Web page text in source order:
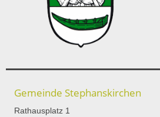
Gemeinde Stephanskirchen
Rathausplatz 1